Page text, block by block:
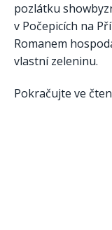
pozlátku
v Počepicích na
Romanem
vlastní zeleninu.
Pokračujte ve